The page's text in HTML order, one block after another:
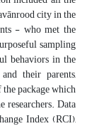
city in the
- who met the
sampling
behaviors in the
their parents,
package which
Data
Index (RCI),